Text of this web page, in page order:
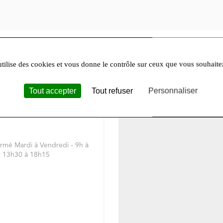
timbres et miniatures
Mardi à Vendredi - 9h à
à 18h15
des cookies et vous donne le contrôle sur ceux que vous
Tout accepter Tout refuser Personnaliser